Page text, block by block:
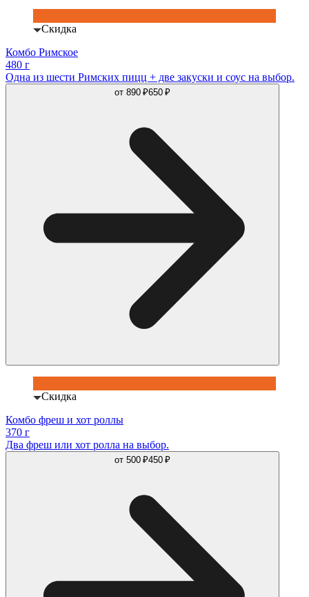
Скидка
Комбо Римское
480 г
Одна из шести Римских пицц + две закуски и соус на выбор.
от 890 ₽650 ₽
Скидка
Комбо фреш и хот роллы
370 г
Два фреш или хот ролла на выбор.
от 500 ₽450 ₽